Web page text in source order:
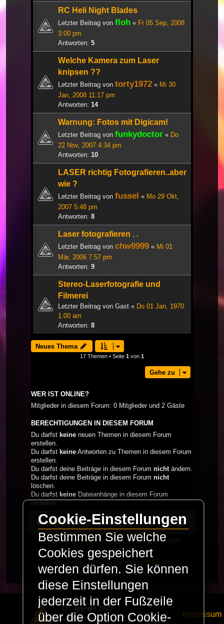
RC Heli Night Blades
Letzter Beitrag von floh « Fr 05 Sep, 2008
3:00 pm
Antworten: 5
Welche Kamera zum Laser
knipsen ??
Letzter Beitrag von torty1972 « Mi 30
Jan, 2008 11:17 pm
Antworten: 14
Warnung: Fotos mit Digicam!
Letzter Beitrag von funkydoctor « Do
22 Nov, 2007 4:34 pm
Antworten: 10
LASER richtig Fotografieren..aber
wie ?
Letzter Beitrag von fussel « Mo 29 Okt,
2007 5:48 pm
Antworten: 8
Laser fotografieren . .
Letzter Beitrag von chw9999 « Mi 01
Mär, 2006 7:57 pm
Antworten: 9
Stereo-Laserfotografie und
Filmerei
Letzter Beitrag von Gast « Do 01 Jan, 1970
1:00 am
Antworten: 8
Neues Thema
17 Themen • Seite 1 von 1
Gehe zu
WER IST ONLINE?
Mitglieder in diesem Forum: 0 Mitglieder und 2 Gäste
BERECHTIGUNGEN IN DIESEM FORUM
Du darfst keine neuen Themen in diesem Forum
erstellen.
Du darfst keine Antworten zu Themen in diesem Forum
erstellen.
Du darfst deine Beiträge in diesem Forum nicht ändern.
Du darfst deine Beiträge in diesem Forum nicht
löschen.
Du darfst keine Dateianhänge in diesem Forum
erstellen.
LaserFreak.net Forum
Powered byphpBB ® Forum Software © phpBB
Limited
Deutsche Übersetzung durch phpBB.de
PRIVACY_LINK|TERMS_LINK
© Copyright 2025 -
LaserFreak.net
Impressum
Cookie-Einstellungen
Bestimmen Sie welche
Cookies gespeichert
werden dürfen. Sie können
diese Einstellungen
jederzeit in der Fußzeile
über die Option Cookie-